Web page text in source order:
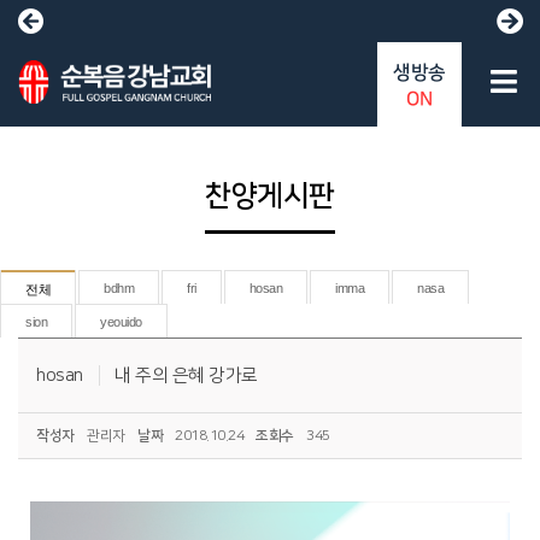
찬양게시판
전체 bdhm fri hosan imma nasa
sion yeouido
hosan 내 주의 은혜 강가로
작성자 관리자 날짜 2018.10.24 조회수 345
생방송
ON